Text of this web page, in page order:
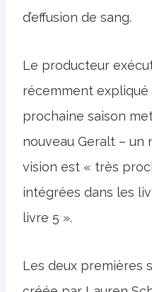
d’effusion de sang.
Le producteur
récemment expliqué
prochaine saison
nouveau Geralt – un
vision est « très
intégrées dans les
livre 5 ».
Les deux premières